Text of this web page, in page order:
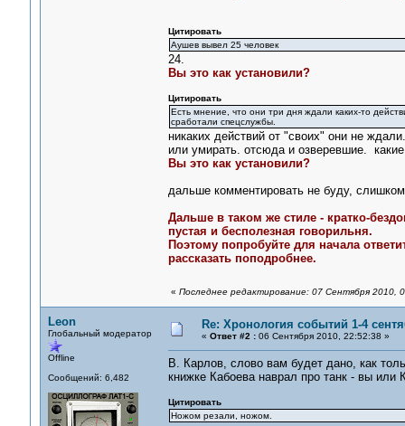
Цитировать
Аушев вывел 25 человек
24.
Вы это как установили?
Цитировать
Есть мнение, что они три дня ждали каких-то
сработали спецслужбы.
никаких действий от "своих" они не
или умирать. отсюда и озверевшие.
Вы это как установили?
дальше комментировать не буду,
Дальше в таком же стиле - кратко-
пустая и бесполезная говорильня.
Поэтому попробуйте для начала
рассказать поподробнее.
« Последнее редактирование: 07 Сентября 2010,
Leon
Глобальный модератор
Offline
Сообщений: 6,482
Re: Хронология событий 1-4
« Ответ #2 :06 Сентября 2010, 22:52:38 »
В. Карлов, слово вам будет дано, как
книжке Кабоева наврал про танк - вы или
Цитировать
Ножом резали, ножом.